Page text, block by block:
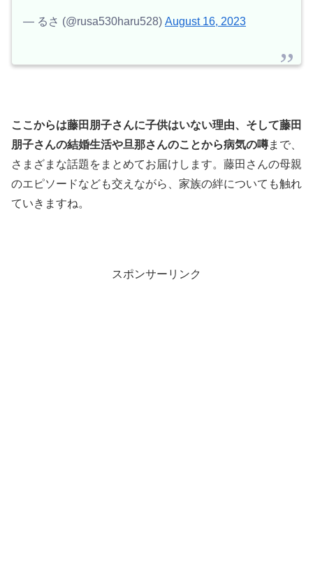
— るさ (@rusa530haru528) August 16, 2023
ここからは藤田朋子さんに子供はいない理由、そして藤田
朋子さんの結婚生活や旦那さんのことから病気の噂まで、
さまざまな話題をまとめてお届けします。藤田さんの母親
のエピソードなども交えながら、家族の絆についても触れ
ていきますね。
スポンサーリンク